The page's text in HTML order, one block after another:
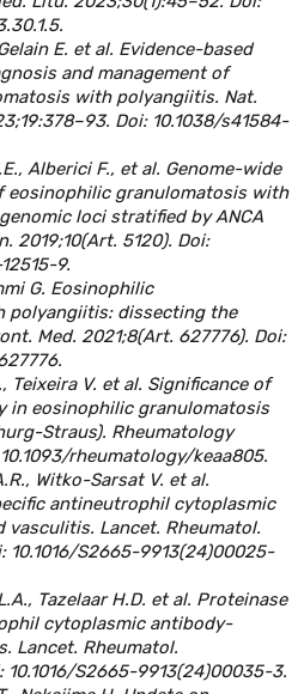
E. et al. Evidence-based
and management of
with polyangiitis. Nat.
Doi: 10.1038/s41584-
Alberici F., et al. Genome-wide
eosinophilic granulomatosis with
loci stratified by ANCA
2019;10(Art. 5120). Doi:
9.
G. Eosinophilic
polyangiitis: dissecting the
Med. 2021;8(Art. 627776). Doi:
Teixeira V. et al. Significance of
in eosinophilic granulomatosis
Straus). Rheumatology
rheumatology/keaa805.
Witko-Sarsat V. et al.
antineutrophil cytoplasmic
Lancet. Rheumatol.
10.1016/S2665-9913(24)00025-
Tazelaar H.D. et al. Proteinase
cytoplasmic antibody-
Lancet. Rheumatol.
10.1016/S2665-9913(24)00035-3.